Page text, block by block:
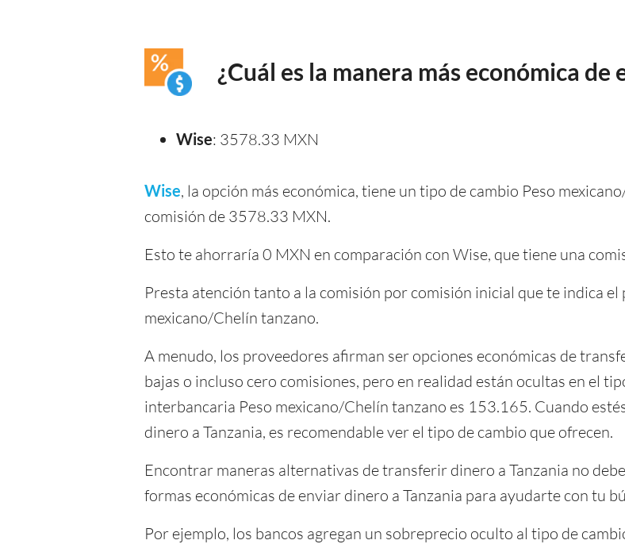
¿Cuál es la manera más económica de
Wise: 3578.33 MXN
Wise, la opción más económica, tiene un tipo de cambio Peso
comisión de 3578.33 MXN.
Esto te ahorraría 0 MXN en comparación con Wise, que tiene una
Presta atención tanto a la comisión por comisión inicial que te indica
mexicano/Chelín tanzano.
A menudo, los proveedores afirman ser opciones económicas de
bajas o incluso cero comisiones, pero en realidad están ocultas en el
interbancaria Peso mexicano/Chelín tanzano es 153.165. Cuando
dinero a Tanzania, es recomendable ver el tipo de cambio que ofrecen.
Encontrar maneras alternativas de transferir dinero a Tanzania no
formas económicas de enviar dinero a Tanzania para ayudarte con tu
Por ejemplo, los bancos agregan un sobreprecio oculto al tipo de